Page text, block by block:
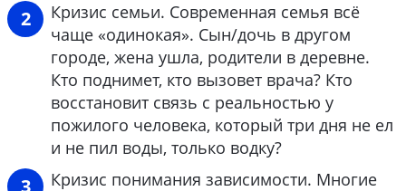
Кризис семьи. Современная семья всё
чаще «одинокая». Сын/дочь в другом
городе, жена ушла, родители в деревне.
Кто поднимет, кто вызовет врача? Кто
восстановит связь с реальностью у
пожилого человека, который три дня не ел
и не пил воды, только водку?
Кризис понимания зависимости. Многие